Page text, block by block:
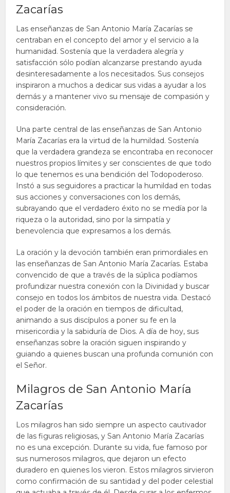
Zacarías
Las enseñanzas de San Antonio María Zacarías se
centraban en el concepto del amor y el servicio a la
humanidad. Sostenía que la verdadera alegría y
satisfacción sólo podían alcanzarse prestando ayuda
desinteresadamente a los necesitados. Sus consejos
inspiraron a muchos a dedicar sus vidas a ayudar a los
demás y a mantener vivo su mensaje de compasión y
consideración.
Una parte central de las enseñanzas de San Antonio
María Zacarías era la virtud de la humildad. Sostenía
que la verdadera grandeza se encontraba en reconocer
nuestros propios límites y ser conscientes de que todo
lo que tenemos es una bendición del Todopoderoso.
Instó a sus seguidores a practicar la humildad en todas
sus acciones y conversaciones con los demás,
subrayando que el verdadero éxito no se medía por la
riqueza o la autoridad, sino por la simpatía y
benevolencia que expresamos a los demás.
La oración y la devoción también eran primordiales en
las enseñanzas de San Antonio María Zacarías. Estaba
convencido de que a través de la súplica podíamos
profundizar nuestra conexión con la Divinidad y buscar
consejo en todos los ámbitos de nuestra vida. Destacó
el poder de la oración en tiempos de dificultad,
animando a sus discípulos a poner su fe en la
misericordia y la sabiduría de Dios. A día de hoy, sus
enseñanzas sobre la oración siguen inspirando y
guiando a quienes buscan una profunda comunión con
el Señor.
Milagros de San Antonio María
Zacarías
Los milagros han sido siempre un aspecto cautivador
de las figuras religiosas, y San Antonio María Zacarías
no es una excepción. Durante su vida, fue famoso por
sus numerosos milagros, que dejaron un efecto
duradero en quienes los vieron. Estos milagros sirvieron
como confirmación de su santidad y del poder celestial